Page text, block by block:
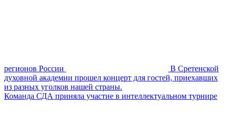
регионов России
В Сретенской
духовной академии прошел концерт для гостей, приехавших
из разных уголков нашей страны.
Команда СДА приняла участие в интеллектуальном турнире